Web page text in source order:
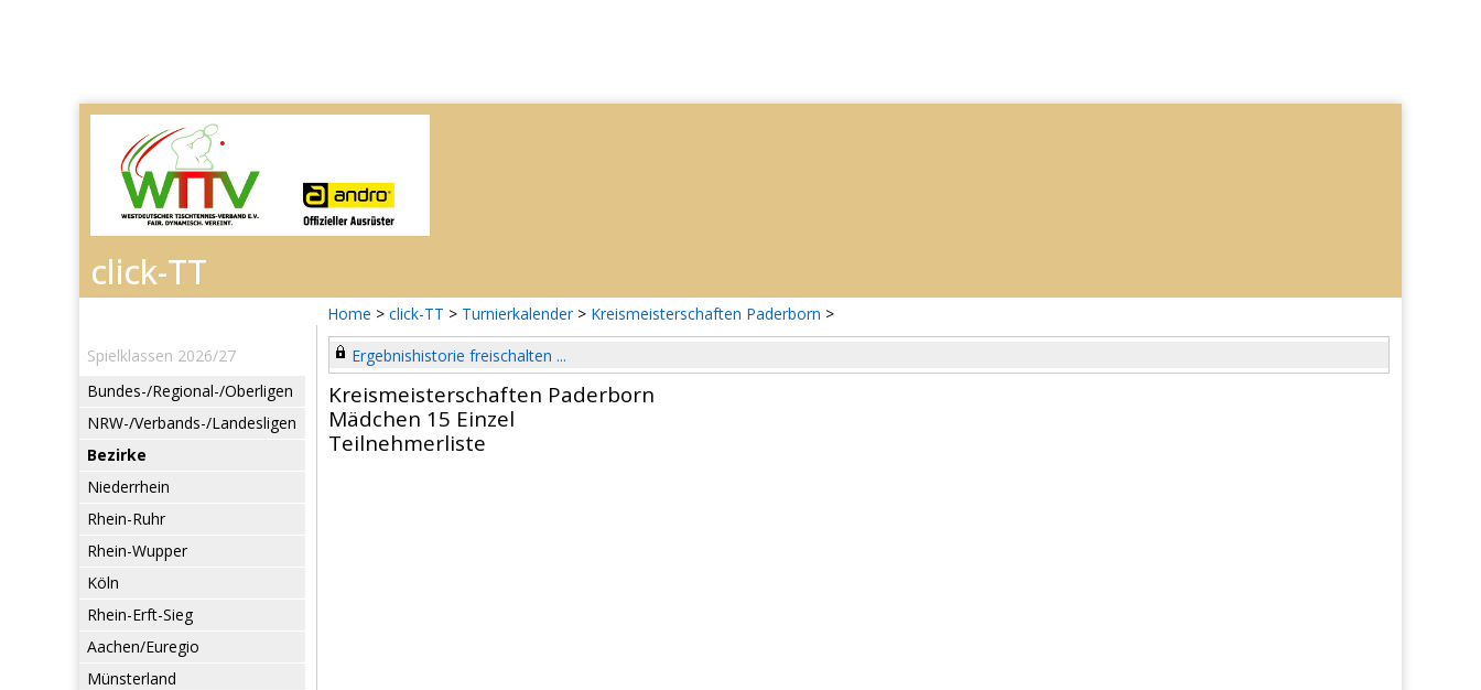
Home > click-TT > Turnierkalender > Kreismeisterschaften Paderborn >
Spielklassen 2026/27
Bundes-/Regional-/Oberligen
NRW-/Verbands-/Landesligen
Bezirke
Niederrhein
Rhein-Ruhr
Rhein-Wupper
Köln
Rhein-Erft-Sieg
Aachen/Euregio
Münsterland
Ergebnishistorie freischalten ...
Kreismeisterschaften Paderborn
Mädchen 15 Einzel
Teilnehmerliste